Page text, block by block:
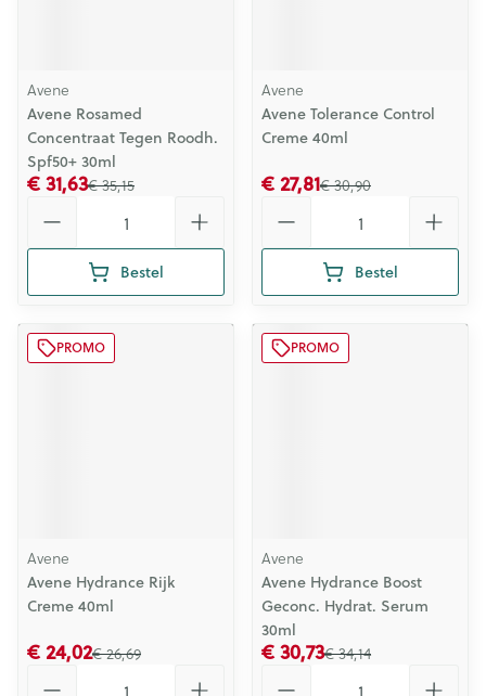
Avene
Avene Rosamed
Concentraat Tegen Roodh.
Spf50+ 30ml
€ 35,15
€ 31,63
Bestel
Avene
Avene Tolerance Control
Creme 40ml
€ 30,90
€ 27,81
Bestel
PROMO
Avene
Avene Hydrance Rijk
Creme 40ml
€ 26,69
€ 24,02
PROMO
Avene
Avene Hydrance Boost
Geconc. Hydrat. Serum
30ml
€ 34,14
€ 30,73